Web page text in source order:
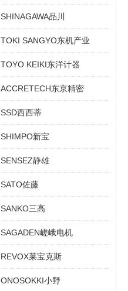
SHINAGAWA品川
TOKI SANGYO东机产业
TOYO KEIKI东洋计器
ACCRETECH东京精密
SSD西西蒂
SHIMPO新宝
SENSEZ静雄
SATO佐藤
SANKO三高
SAGADEN嵯峨电机
REVOX莱宝克斯
ONOSOKKI小野